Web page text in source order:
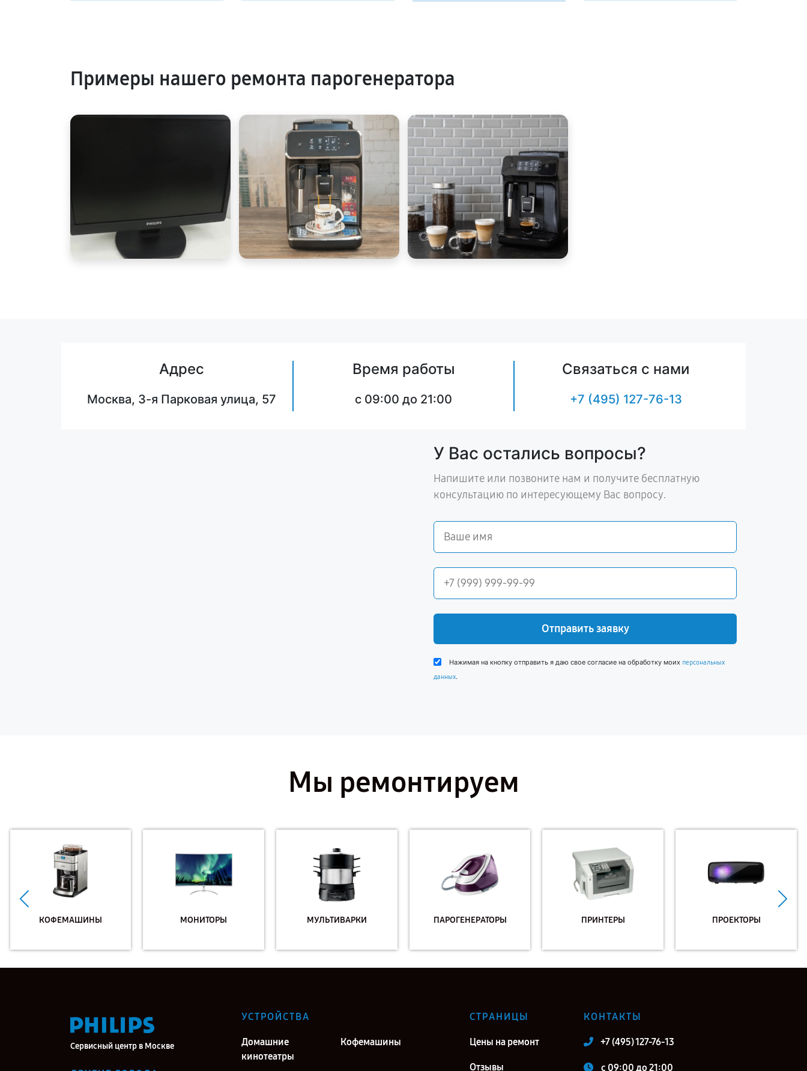
Примеры нашего ремонта парогенератора
Адрес
Москва, 3-я Парковая улица, 57
Время работы
c 09:00 до 21:00
Связаться с нами
+7 (495) 127-76-13
У Вас остались вопросы?
Напишите или позвоните нам и получите бесплатную
консультацию по интересующему Вас вопросу.
Отправить заявку
Нажимая на кнопку отправить я даю свое согласие на обработку моих персональных
данных.
Мы ремонтируем
КОФЕМАШИНЫ МОНИТОРЫ МУЛЬТИВАРКИ ПАРОГЕНЕРАТОРЫ ПРИНТЕРЫ ПРОЕКТОРЫ
Сервисный центр в Москве
УСТРОЙСТВА
Домашние
кинотеатры
Кофемашины
СТРАНИЦЫ
Цены на ремонт
Отзывы
КОНТАКТЫ
+7 (495) 127-76-13
c 09:00 до 21:00